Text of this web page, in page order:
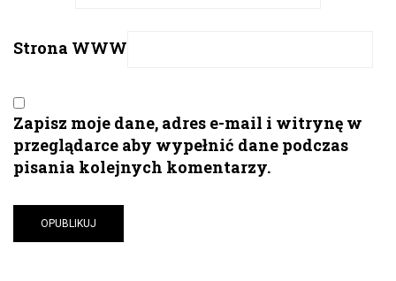
Strona WWW
Zapisz moje dane, adres e-mail i witrynę w
przeglądarce aby wypełnić dane podczas
pisania kolejnych komentarzy.